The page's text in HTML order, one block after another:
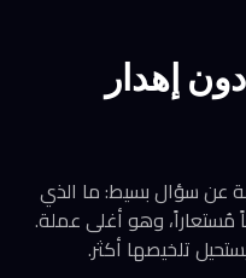
إهدار
عن سؤال بسيط: ما الذي
مُستعاراً، وهو أغلى عملة.
تلخيصها أكثر.